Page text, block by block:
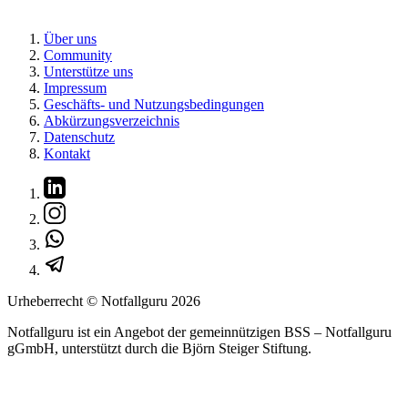
Über uns
Community
Unterstütze uns
Impressum
Geschäfts- und Nutzungsbedingungen
Abkürzungsverzeichnis
Datenschutz
Kontakt
Urheberrecht © Notfallguru 2026
Notfallguru ist ein Angebot der gemeinnützigen BSS – Notfallguru
gGmbH, unterstützt durch die Björn Steiger Stiftung.